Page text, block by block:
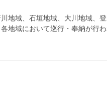
地域、石垣地域、大川地域、
地域において巡行・奉納が行